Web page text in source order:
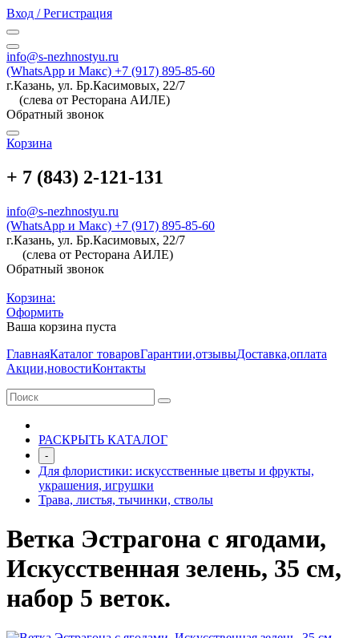
Вход / Регистрация
info@s-nezhnostyu.ru
(WhatsApp и Макс) +7 (917) 895-85-60
г.Казань, ул. Бр.Касимовых, 22/7
(слева от Ресторана АИЛЕ)
Обратный звонок
Корзина
+ 7 (843) 2-121-131
info@s-nezhnostyu.ru
(WhatsApp и Макс) +7 (917) 895-85-60
г.Казань, ул. Бр.Касимовых, 22/7
(слева от Ресторана АИЛЕ)
Обратный звонок
Корзина:
Оформить
Ваша корзина пуста
ГлавнаяКаталог товаровГарантии,отзывыДоставка,оплата
Акции,новостиКонтакты
РАСКРЫТЬ КАТАЛОГ
-
Для флористики: искусственные цветы и фрукты,
украшения, игрушки
Трава, листья, тычинки, стволы
Ветка Эстрагона с ягодами,
Искусственная зелень, 35 см,
набор 5 веток.